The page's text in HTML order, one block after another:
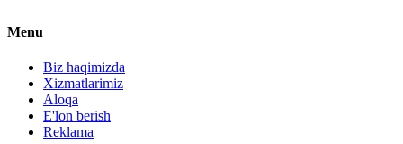
Menu
Biz haqimizda
Xizmatlarimiz
Aloqa
E'lon berish
Reklama